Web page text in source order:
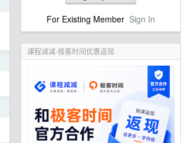
For Existing Member Sign In
课程减减-极客时间优惠返现